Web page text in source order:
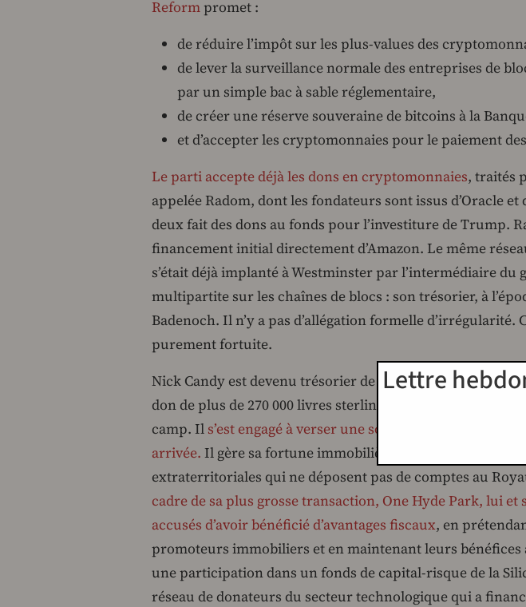
Reformpromet :
de réduire l’impôt sur les plus-values des
de lever la surveillance normale des entreprises de
par un simple bac à sable réglementaire,
de créer une réserve souveraine de bitcoins à la
et d’accepter les cryptomonnaies pour le paiement
Le parti accepte déjà les dons en cryptomonnaies, traités
appelée Radom, dont les fondateurs sont issus d’Oracle et
deux fait des dons au fonds pour l’investiture de Trump.
financement initial directement d’Amazon. Le même
s’était déjà implanté à Westminster par l’intermédiaire
multipartite sur les chaînes de blocs : son trésorier, à
Badenoch. Il n’y a pas d’allégation formelle d’irrégularité.
purement fortuite.
Nick Candy est devenu trésorier de Reform en décembre
don de plus de 270 000 livres sterling aux conservateurs
camp. Il s’est engagé à verser une somme à sept chiffres à
arrivée. Il gère sa fortune immobilière par l’intermédiaire
extraterritoriales qui ne déposent pas de comptes au
cadre de sa plus grosse transaction, One Hyde Park, lui et
accusés d’avoir bénéficié d’avantages fiscaux, en
promoteurs immobiliers et en maintenant leurs bénéfices
une participation dans un fonds de capital-risque de la
réseau de donateurs du secteur technologique qui a
Lettre